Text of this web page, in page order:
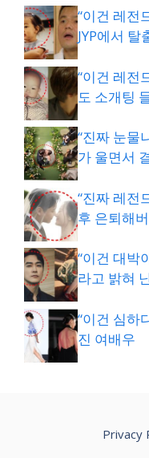
“이건 레전
JYP에서 탈
“이건 레전
도 소개팅
“진짜 눈물
가 울면서
“진짜 레전
후 은퇴해
“이건 대박
라고 밝혀
“이건 심하
진 여배우
Privacy